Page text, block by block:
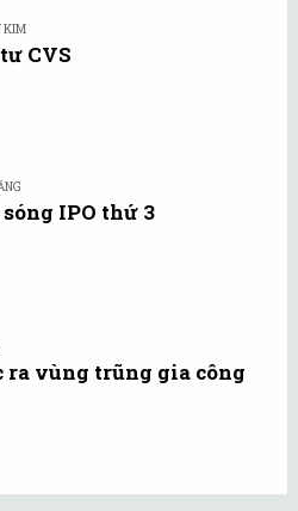
KIM
CVS
IPO thứ 3
ra vùng trũng gia công